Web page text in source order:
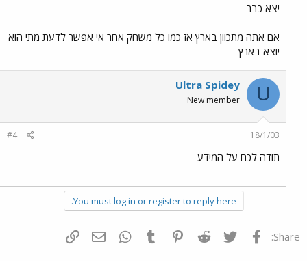
יצא כבר
אם אתה מתכוון בארץ אז כמו כל משחק אחר אי אפשר לדעת מתי הוא
יוצא בארץ
U
Ultra Spidey
New member
18/1/03
#4
תודה לכם על המידע
You must log in or register to reply here.
Share: פייסבוק Twitter
Reddit
Pinterest
Tumblr
WhatsAppדואר אלקטרוני